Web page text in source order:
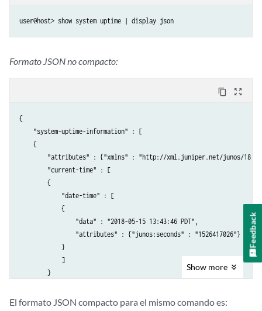
                {
                ]
        ]
    ]
user@host> show system uptime | display json
Formato JSON no compacto:
content_copy zoom_out_map
{
    "system-uptime-information" : [
    {
"attributes" : {"xmlns" : "http://xml.juniper.net/junos/
        "current-time" : [
        {
            "date-time" : [
            {
                "data" : "2018-05-15 13:43:46 PDT",
                "attributes" : {"junos:seconds" : "1526417026"}
            }
            ]
        }
        "time-source" : [
Show more
El formato JSON compacto para el mismo comando es:
Feedback